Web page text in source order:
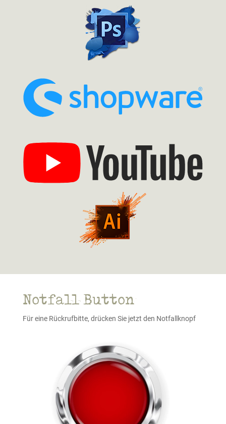
Notfall Button
Für eine Rückrufbitte, drücken Sie jetzt den Notfallknopf